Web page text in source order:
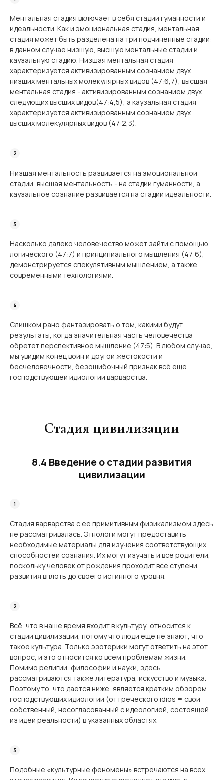
Ментальная стадия включает в себя стадии гуманности и
идеальности. Как и эмоциональная стадия, ментальная
стадия может быть разделена на три подчиненные стадии:
в данном случае низшую, высшую ментальные стадии и
каузальную стадию. Низшая ментальная стадия
характеризуется активизированным сознанием двух
низших ментальных молекулярных видов (47:6,7); высшая
ментальная стадия - активизированным сознанием двух
следующих высших видов(47:4,5); а каузальная стадия
характеризуется активизированным сознанием двух
высших молекулярных видов (47:2,3).
Низшая ментальность развивается на эмоциональной
стадии, высшая ментальность - на стадии гуманности, а
каузальное сознание развивается на стадии идеальности.
Насколько далеко человечество может зайти с помощью
логического (47:7) и принципиального мышления (47:6),
демонстрируется спекулятивным мышлением, а также
современными технологиями.
Слишком рано фантазировать о том, какими будут
результаты, когда значительная часть человечества
обретет перспективное мышление (47:5). В любом случае,
мы увидим конец войн и другой жестокости и
бесчеловечности, безошибочный признак всё еще
господствующей идиологии варварства.
Стадия цивилизации
8.4 Введение о стадии развития
цивилизации
Стадия варварства с ее примитивным физикализмом здесь
не рассматривалась. Этнологи могут предоставить
необходимые материалы для изучения соответствующих
способностей сознания. Их могут изучать и все родители,
поскольку человек от рождения проходит все ступени
развития вплоть до своего истинного уровня.
Всё, что в наше время входит в культуру, относится к
стадии цивилизации, потому что люди еще не знают, что
такое культура. Только эзотерики могут ответить на этот
вопрос, и это относится ко всем проблемам жизни.
Помимо религии, философии и науки, здесь
рассматриваются также литература, искусство и музыка.
Поэтому то, что дается ниже, является кратким обзором
господствующих идиологий (от греческого idios = свой
собственный, несогласованный с идеологией, состоящей
из идей реальности) в указанных областях.
Подобные «культурные феномены» встречаются на всех